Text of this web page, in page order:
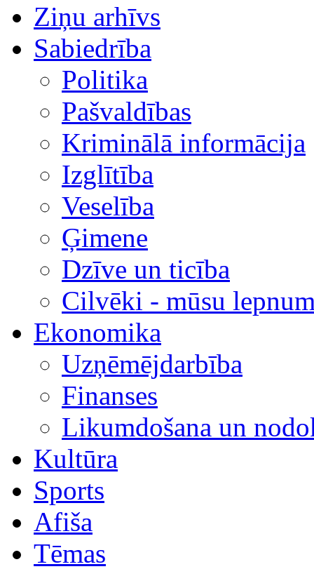
Ziņu arhīvs
Sabiedrība
Politika
Pašvaldības
Kriminālā informācija
Izglītība
Veselība
Ģimene
Dzīve un ticība
Cilvēki - mūsu
Ekonomika
Uzņēmējdarbība
Finanses
Likumdošana un
Kultūra
Sports
Afiša
Tēmas